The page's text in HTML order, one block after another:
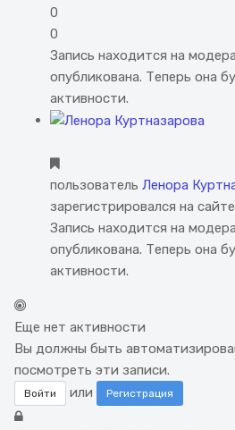
0
0
Запись находится на
опубликована. Теперь она
активности.
пользователь Ленора
зарегистрировался на
Запись находится на
опубликована. Теперь она
активности.
Еще нет активности
Вы должны быть
посмотреть эти записи.
Войти или Регистрация